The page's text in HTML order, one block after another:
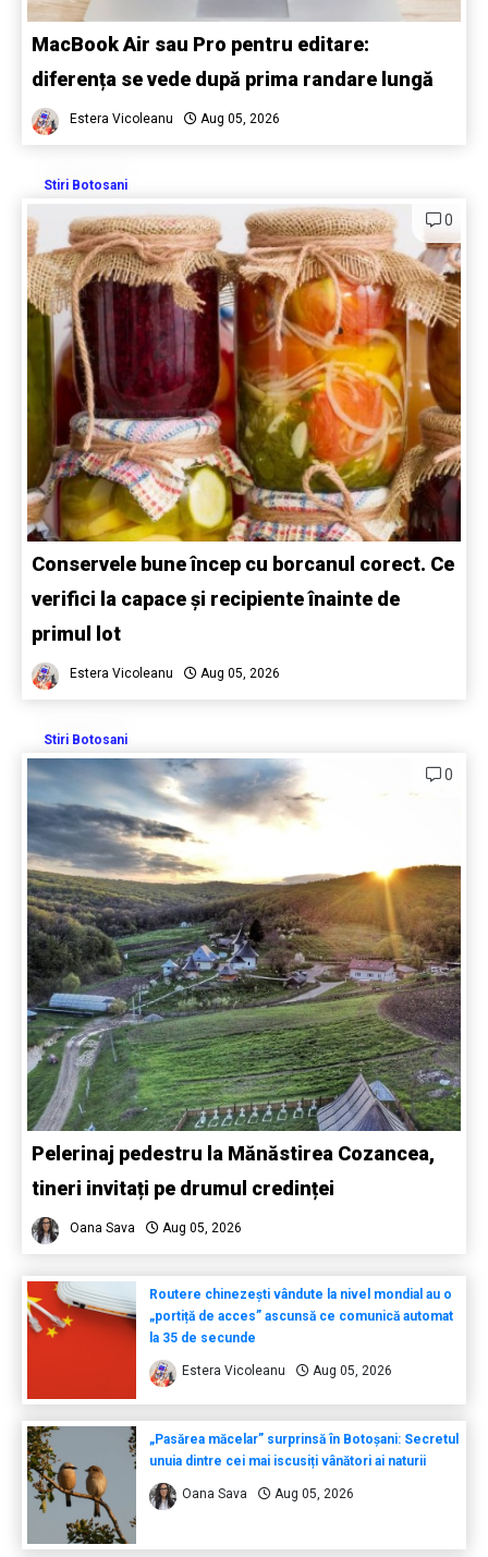
MacBook Air sau Pro pentru editare:
diferența se vede după prima randare lungă
Estera Vicoleanu Aug 05, 2026
Stiri Botosani
0
Conservele bune încep cu borcanul corect. Ce
verifici la capace și recipiente înainte de
primul lot
Estera Vicoleanu Aug 05, 2026
Stiri Botosani
0
Pelerinaj pedestru la Mănăstirea Cozancea,
tineri invitați pe drumul credinței
Oana Sava Aug 05, 2026
Routere chinezești vândute la nivel mondial au o
„portiță de acces” ascunsă ce comunică automat
la 35 de secunde
Estera Vicoleanu Aug 05, 2026
„Pasărea măcelar” surprinsă în Botoșani: Secretul
unuia dintre cei mai iscusiți vânători ai naturii
Oana Sava Aug 05, 2026